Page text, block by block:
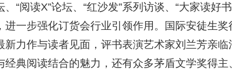
、“阅读X”论坛、“红沙发”系列访谈、“大家读好
进一步强化订货会行业引领作用。国际安徒生
新力作与读者见面，评书表演艺术家刘兰芳亲
经典阅读结合的魅力，还有众多茅盾文学奖得